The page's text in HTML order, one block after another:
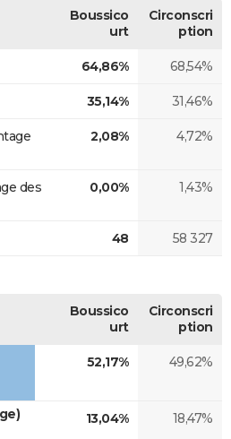
Boussico
urt
Circonscri
ption
64,86% 68,54%
35,14% 31,46%
2,08% 4,72%
des
0,00% 1,43%
48 58 327
Boussico
urt
Circonscri
ption
52,17% 49,62%
13,04% 18,47%